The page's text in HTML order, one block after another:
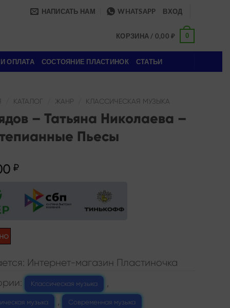
НАПИСАТЬ НАМ WHATSAPP ВХОД
КОРЗИНА / 0,00₽ 0
ОПЛАТА СОСТОЯНИЕ ПЛАСТИНОК СТАТЬИ
КАТАЛОГ ЖАНР КЛАССИЧЕСКАЯ МУЗЫКА
– Татьяна Николаева –
Пьесы
₽
Интернет-магазин Пластиночка
Классическая музыка ,
музыка , Современная музыка